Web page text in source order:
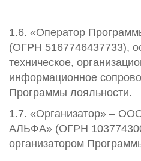
1.6. «Оператор
(ОГРН 5167746437733),
техническое,
информационное
Программы лояльности.
1.7. «Организатор» –
АЛЬФА» (ОГРН
организатором